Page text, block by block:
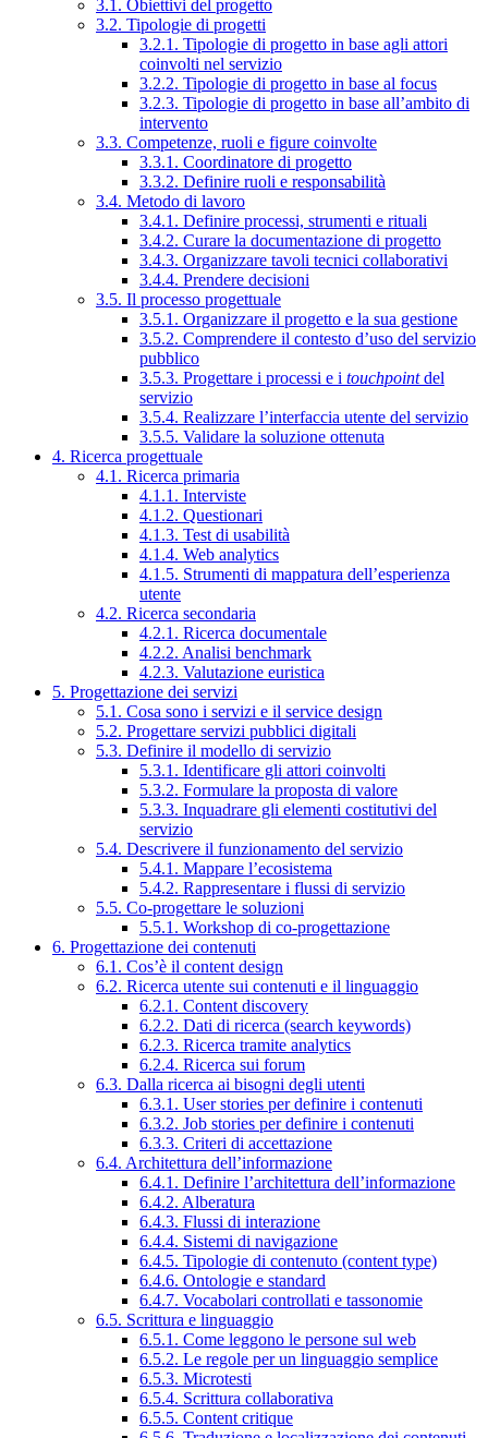
3.1. Obiettivi del progetto
3.2. Tipologie di progetti
3.2.1. Tipologie di progetto in base agli attori
coinvolti nel servizio
3.2.2. Tipologie di progetto in base al focus
3.2.3. Tipologie di progetto in base all’ambito di
intervento
3.3. Competenze, ruoli e figure coinvolte
3.3.1. Coordinatore di progetto
3.3.2. Definire ruoli e responsabilità
3.4. Metodo di lavoro
3.4.1. Definire processi, strumenti e rituali
3.4.2. Curare la documentazione di progetto
3.4.3. Organizzare tavoli tecnici collaborativi
3.4.4. Prendere decisioni
3.5. Il processo progettuale
3.5.1. Organizzare il progetto e la sua gestione
3.5.2. Comprendere il contesto d’uso del servizio
pubblico
3.5.3. Progettare i processi e i touchpointdel
servizio
3.5.4. Realizzare l’interfaccia utente del servizio
3.5.5. Validare la soluzione ottenuta
4. Ricerca progettuale
4.1. Ricerca primaria
4.1.1. Interviste
4.1.2. Questionari
4.1.3. Test di usabilità
4.1.4. Web analytics
4.1.5. Strumenti di mappatura dell’esperienza
utente
4.2. Ricerca secondaria
4.2.1. Ricerca documentale
4.2.2. Analisi benchmark
4.2.3. Valutazione euristica
5. Progettazione dei servizi
5.1. Cosa sono i servizi e il service design
5.2. Progettare servizi pubblici digitali
5.3. Definire il modello di servizio
5.3.1. Identificare gli attori coinvolti
5.3.2. Formulare la proposta di valore
5.3.3. Inquadrare gli elementi costitutivi del
servizio
5.4. Descrivere il funzionamento del servizio
5.4.1. Mappare l’ecosistema
5.4.2. Rappresentare i flussi di servizio
5.5. Co-progettare le soluzioni
5.5.1. Workshop di co-progettazione
6. Progettazione dei contenuti
6.1. Cos’è il content design
6.2. Ricerca utente sui contenuti e il linguaggio
6.2.1. Content discovery
6.2.2. Dati di ricerca (search keywords)
6.2.3. Ricerca tramite analytics
6.2.4. Ricerca sui forum
6.3. Dalla ricerca ai bisogni degli utenti
6.3.1. User stories per definire i contenuti
6.3.2. Job stories per definire i contenuti
6.3.3. Criteri di accettazione
6.4. Architettura dell’informazione
6.4.1. Definire l’architettura dell’informazione
6.4.2. Alberatura
6.4.3. Flussi di interazione
6.4.4. Sistemi di navigazione
6.4.5. Tipologie di contenuto (content type)
6.4.6. Ontologie e standard
6.4.7. Vocabolari controllati e tassonomie
6.5. Scrittura e linguaggio
6.5.1. Come leggono le persone sul web
6.5.2. Le regole per un linguaggio semplice
6.5.3. Microtesti
6.5.4. Scrittura collaborativa
6.5.5. Content critique